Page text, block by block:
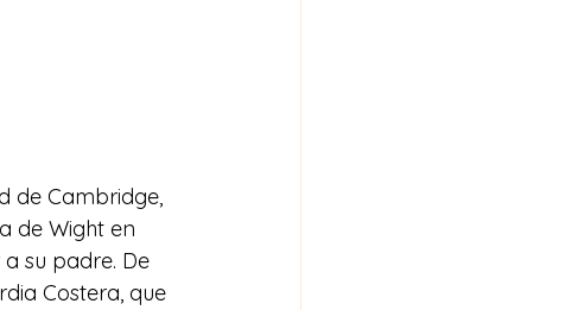
de Cambridge,
de Wight en
su padre. De
Costera, que